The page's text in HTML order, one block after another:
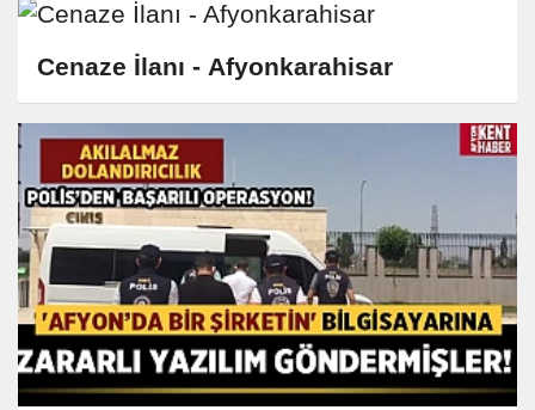
Cenaze İlanı - Afyonkarahisar